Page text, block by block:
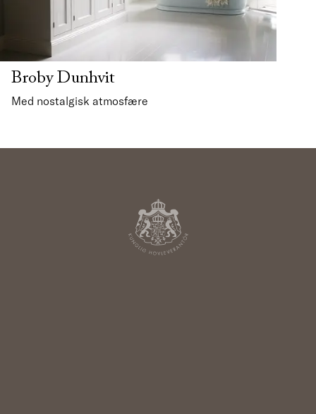
Broby Dunhvit
Med nostalgisk atmosfære